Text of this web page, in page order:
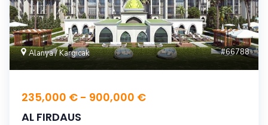
Alanya / Kargıcak #66788
235,000 € - 900,000 €
AL FIRDAUS